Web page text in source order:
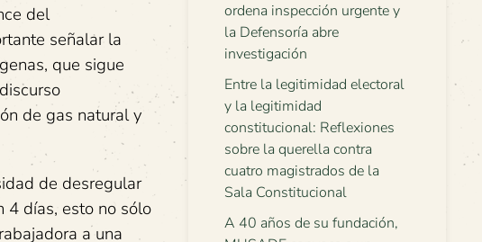
del
señalar la
que sigue
de gas natural y
de desregular
4 días, esto no sólo
a una
ordena inspección urgente y
la Defensoría abre
investigación
Entre la legitimidad electoral
y la legitimidad
constitucional: Reflexiones
sobre la querella contra
cuatro magistrados de la
Sala Constitucional
A 40 años de su fundación,